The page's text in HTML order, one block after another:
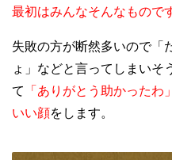
最初はみんなそんなもので
失敗の方が断然多いので「
ょ」などと言ってしまいそ
て
「ありがとう助かったわ」
いい顔をします。